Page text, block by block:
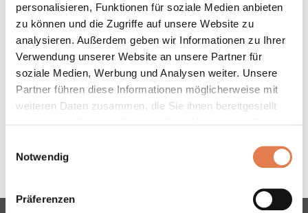
personalisieren, Funktionen für soziale Medien anbieten
zu können und die Zugriffe auf unsere Website zu
analysieren. Außerdem geben wir Informationen zu Ihrer
Verwendung unserer Website an unsere Partner für
soziale Medien, Werbung und Analysen weiter. Unsere
Partner führen diese Informationen möglicherweise mit
weiteren Daten zusammen, die Sie ihnen bereitgestellt
Notwendig
Präferenzen
LIEBESKIND Berlin was founded in 2003 and stands for
casual, cool design from the heart of the German
capital. For production, LIEBESKIND Berlin uses only
particularly high-quality materials. Since 2012
LIEBESKIND Berlin offers bags and leather accessories
as well as a ready-to-wear collection with feminine yet
casual details.
ALL NEWS